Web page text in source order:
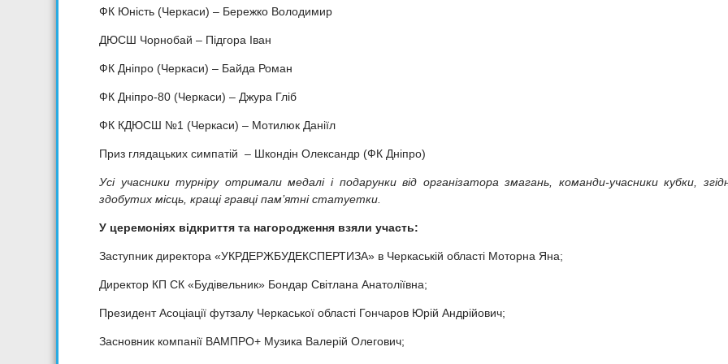
ФК Юність (Черкаси) – Бережко Володимир
ДЮСШ Чорнобай – Підгора Іван
ФК Дніпро (Черкаси) – Байда Роман
ФК Дніпро-80 (Черкаси) – Джура Гліб
ФК КДЮСШ №1 (Черкаси) – Мотилюк Даніїл
Приз глядацьких симпатій – Шкондін Олександр (ФК Дніпро)
Усі учасники турніру отримали медалі і подарунки від організатора змагань, команди-учасники кубки,
здобутих місць, кращі гравці пам’ятні статуетки.
У церемоніях відкриття та нагородження взяли участь:
Заступник директора «УКРДЕРЖБУДЕКСПЕРТИЗА» в Черкаській області Моторна Яна;
Директор КП СК «Будівельник» Бондар Світлана Анатоліївна;
Президент Асоціації футзалу Черкаської області Гончаров Юрій Андрійович;
Засновник компанії ВАМПРО+ Музика Валерій Олегович;